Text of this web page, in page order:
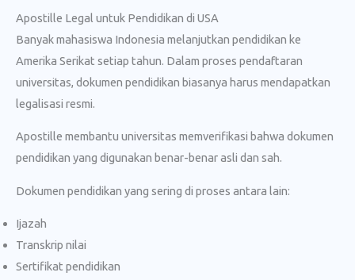
Apostille Legal untuk Pendidikan di USA
Banyak mahasiswa Indonesia melanjutkan pendidikan ke
Amerika Serikat setiap tahun. Dalam proses pendaftaran
universitas, dokumen pendidikan biasanya harus mendapatkan
legalisasi resmi.
Apostille membantu universitas memverifikasi bahwa dokumen
pendidikan yang digunakan benar-benar asli dan sah.
Dokumen pendidikan yang sering di proses antara lain:
Ijazah
Transkrip nilai
Sertifikat pendidikan